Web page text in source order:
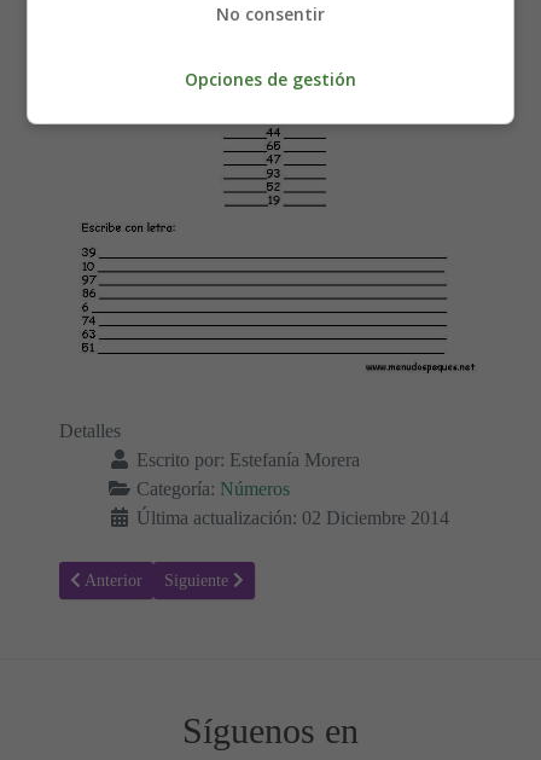
Detalles
Escrito por: Estefanía Morera
Categoría: Números
Última actualización: 02 Diciembre 2014
Artículo anterior: Ejercicios con Números 04
Anterior Artículo siguiente: Ejercicios con Números 02
Siguiente
Síguenos en
No consentir
Opciones de gestión